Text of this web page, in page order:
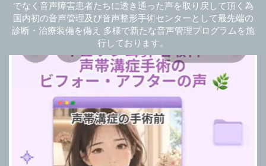
でなく音声障害患者たちに透き通った声を取り戻して頂く為
国内初の音声管理及び音声整形手術センターとして最先端の
診断・治療装備を備え 多様で新たな音声管理プログラムを施
行しております。